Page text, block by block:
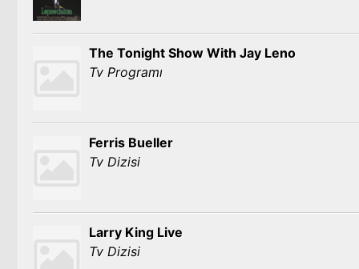
The Tonight Show With Jay Leno
Tv Programı
Ferris Bueller
Tv Dizisi
Larry King Live
Tv Dizisi